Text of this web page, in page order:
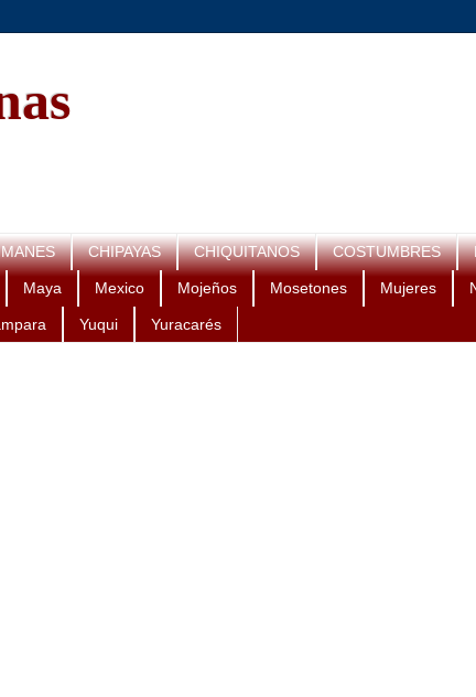
CHIPAYAS CHIQUITANOS COSTUMBRES
Maya Mexico Mojeños Mosetones Mujeres
Yuqui Yuracarés